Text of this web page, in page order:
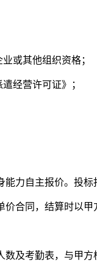
或其他组织资格；
经营许可证》；
能力自主报价。投标
价合同，结算时以甲
及考勤表，与甲